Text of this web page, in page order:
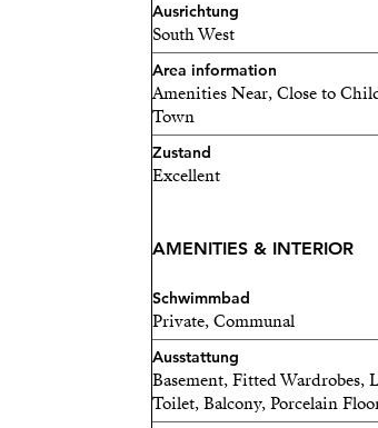
Als Eigentümer einer
Platinum-Mitgliedschaft
Zugang zu allen
Verpassen Sie nicht diese
Gemeinschaft zu werden.
Zuhause.
Ausrichtung
South West
Area information
Amenities Near, Close to
Town
Zustand
Excellent
AMENITIES & INTERIOR
Schwimmbad
Private, Communal
Ausstattung
Basement, Fitted Wardrobes,
Toilet, Balcony, Porcelain